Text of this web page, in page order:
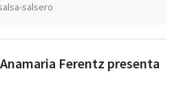
salsero
Ferentz presenta